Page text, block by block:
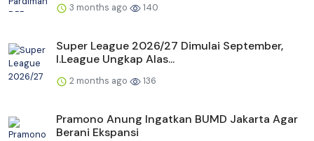
3 months ago 140
Super League 2026/27 Dimulai September,
I.League Ungkap Alas...
2 months ago 136
Pramono Anung Ingatkan BUMD Jakarta Agar
Berani Ekspansi